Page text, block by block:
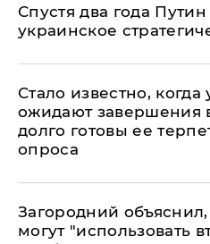
Спустя два года
украинское
Стало известно,
ожидают завершения
долго готовы ее
опроса
Загородний
могут "использовать